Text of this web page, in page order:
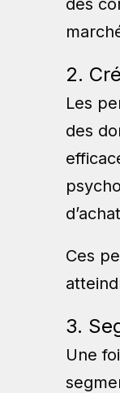
2.
Les
des
Ces
3.
Une